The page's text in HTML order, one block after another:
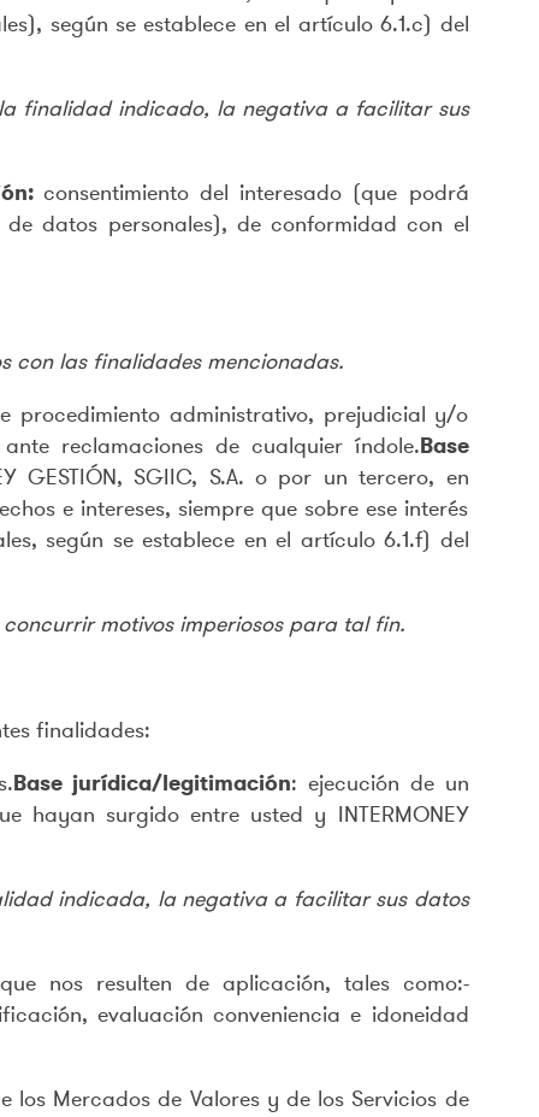
según se establece en el artículo 6.1.c) del
finalidad indicado, la negativa a facilitar sus
consentimiento del interesado (que podrá
datos personales), de conformidad con el
con las finalidades mencionadas.
procedimiento administrativo, prejudicial y/o
reclamaciones de cualquier índole.Base
GESTIÓN, SGIIC, S.A. o por un tercero, en
e intereses, siempre que sobre ese interés
según se establece en el artículo 6.1.f) del
motivos imperiosos para tal fin.
finalidades:
Base jurídica/legitimación: ejecución de un
hayan surgido entre usted y INTERMONEY
indicada, la negativa a facilitar sus datos
nos resulten de aplicación, tales como:-
evaluación conveniencia e idoneidad
Mercados de Valores y de los Servicios de